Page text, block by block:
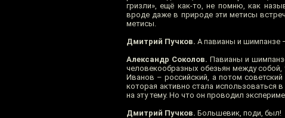
гризли», ещё как-то, не помню, как
вроде даже в природе эти метисы
метисы.
Дмитрий Пучков. А павианы и шимпанзе
Александр Соколов. Павианы и
человекообразных обезьян между
Иванов – российский, а потом
которая активно стала использоваться
на эту тему. Но что он проводил
Дмитрий Пучков. Большевик, поди, был!